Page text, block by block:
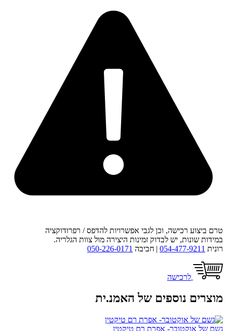
טרם ביצוע רכישה, וכן לגבי אפשרויות להדפס / רפרודוקציה
במידות שונות, יש לבדוק זמינות היצירה מול צוות הגלריה.
רונית 054-477-9211 | חביבה 050-226-0171
לרכישה
מוצרים נוספים של האמנ.ית
גשם של אוקטובר- אפרת רם טיקטין